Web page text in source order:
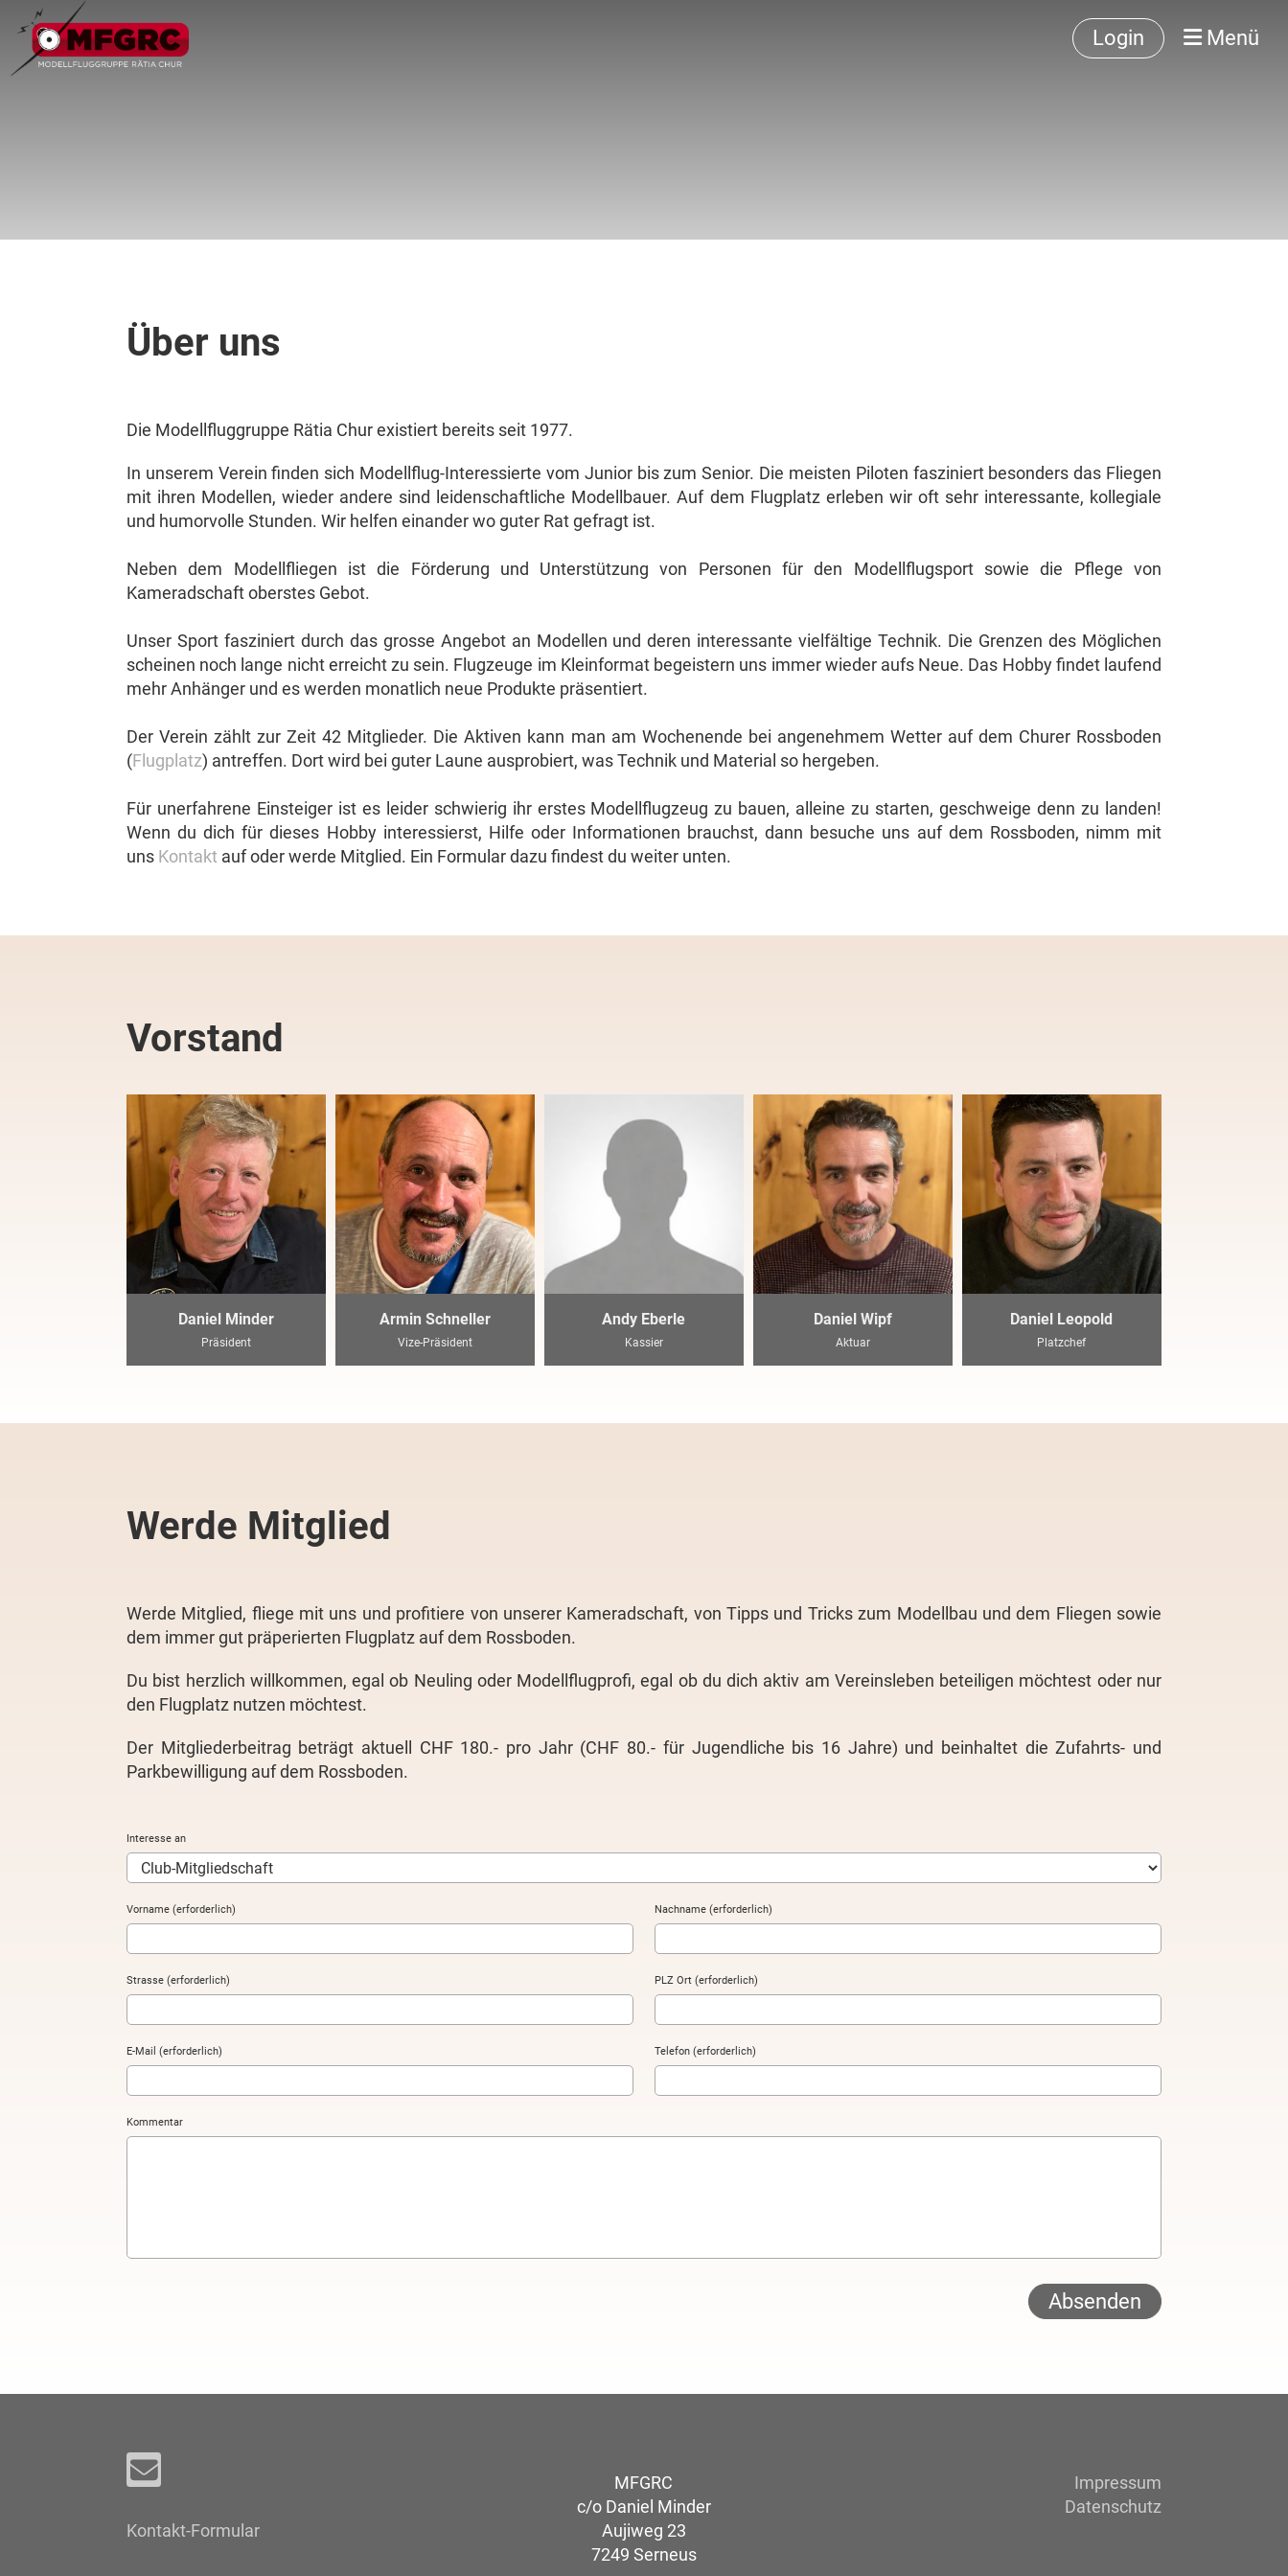
Login Menü
Über uns
Die Modellfluggruppe Rätia Chur existiert bereits seit 1977.
In unserem Verein finden sich Modellflug-Interessierte vom Junior bis zum Senior. Die meisten Piloten fasziniert besonders das Fliegen
mit ihren Modellen, wieder andere sind leidenschaftliche Modellbauer. Auf dem Flugplatz erleben wir oft sehr interessante, kollegiale
und humorvolle Stunden. Wir helfen einander wo guter Rat gefragt ist.
Neben dem Modellfliegen ist die Förderung und Unterstützung von Personen für den Modellflugsport sowie die Pflege von
Kameradschaft oberstes Gebot.
Unser Sport fasziniert durch das grosse Angebot an Modellen und deren interessante vielfältige Technik. Die Grenzen des Möglichen
scheinen noch lange nicht erreicht zu sein. Flugzeuge im Kleinformat begeistern uns immer wieder aufs Neue. Das Hobby findet laufend
mehr Anhänger und es werden monatlich neue Produkte präsentiert.
Der Verein zählt zur Zeit 42 Mitglieder. Die Aktiven kann man am Wochenende bei angenehmem Wetter auf dem Churer Rossboden
(Flugplatz) antreffen. Dort wird bei guter Laune ausprobiert, was Technik und Material so hergeben.
Für unerfahrene Einsteiger ist es leider schwierig ihr erstes Modellflugzeug zu bauen, alleine zu starten, geschweige denn zu landen!
Wenn du dich für dieses Hobby interessierst, Hilfe oder Informationen brauchst, dann besuche uns auf dem Rossboden, nimm mit
uns Kontakt auf oder werde Mitglied. Ein Formular dazu findest du weiter unten.
Vorstand
Daniel Minder
Präsident
Armin Schneller
Vize-Präsident
Andy Eberle
Kassier
Daniel Wipf
Aktuar
Daniel Leopold
Platzchef
Werde Mitglied
Werde Mitglied, fliege mit uns und profitiere von unserer Kameradschaft, von Tipps und Tricks zum Modellbau und dem Fliegen sowie
dem immer gut präperierten Flugplatz auf dem Rossboden.
Du bist herzlich willkommen, egal ob Neuling oder Modellflugprofi, egal ob du dich aktiv am Vereinsleben beteiligen möchtest oder nur
den Flugplatz nutzen möchtest.
Der Mitgliederbeitrag beträgt aktuell CHF 180.- pro Jahr (CHF 80.- für Jugendliche bis 16 Jahre) und beinhaltet die Zufahrts- und
Parkbewilligung auf dem Rossboden.
Interesse an
Vorname (erforderlich) Nachname (erforderlich)
Strasse (erforderlich) PLZ Ort (erforderlich)
E-Mail (erforderlich) Telefon (erforderlich)
Kommentar
Kontakt-Formular
MFGRC
c/o Daniel Minder
Aujiweg 23
7249 Serneus
Impressum
Datenschutz